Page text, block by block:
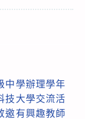
中學辦理學年
技大學交流活
邀有興趣教師